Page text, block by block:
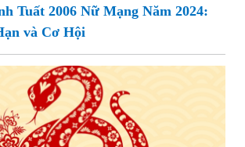
Tuất 2006 Nữ Mạng Năm 2024:
và Cơ Hội